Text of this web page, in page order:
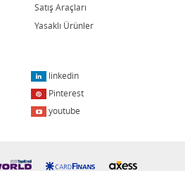
Satış Araçları
Yasaklı Ürünler
linkedin
Pinterest
youtube